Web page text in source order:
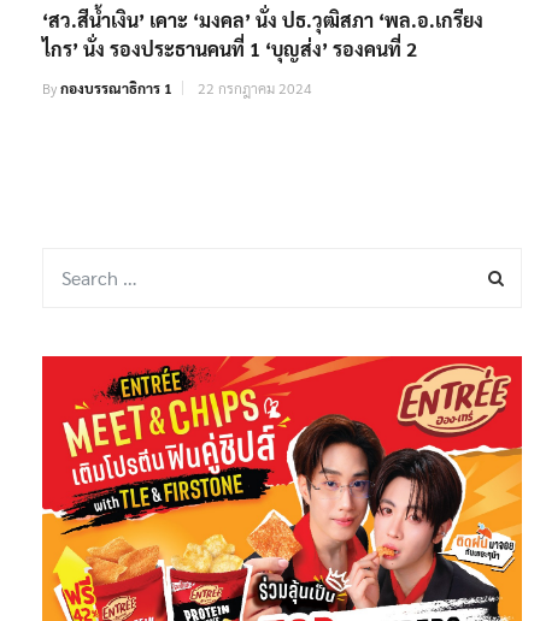
‘สว.สีน้ำเงิน’ เคาะ ‘มงคล’ นั่ง ปธ.วุฒิสภา ‘พล.อ.เกรียง
ไกร’ นั่ง รองประธานคนที่ 1 ‘บุญส่ง’ รองคนที่ 2
Byกองบรรณาธิการ 1 22 กรกฎาคม 2024